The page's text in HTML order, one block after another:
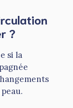
?
si la